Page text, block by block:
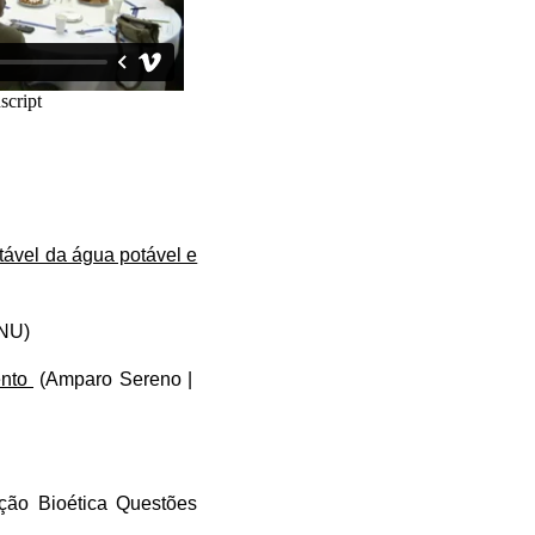
da água potável e
(Amparo Sereno |
Bioética Questões